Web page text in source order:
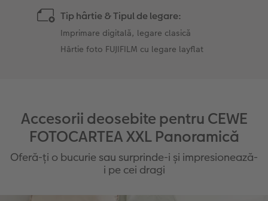
Tip hârtie & Tipul de legare:
Imprimare digitală, legare clasică
Hârtie foto FUJIFILM cu legare layflat
Accesorii deosebite pentru CEWE
FOTOCARTEA XXL Panoramică
Oferă-ți o bucurie sau surprinde-i și impresionează-
i pe cei dragi